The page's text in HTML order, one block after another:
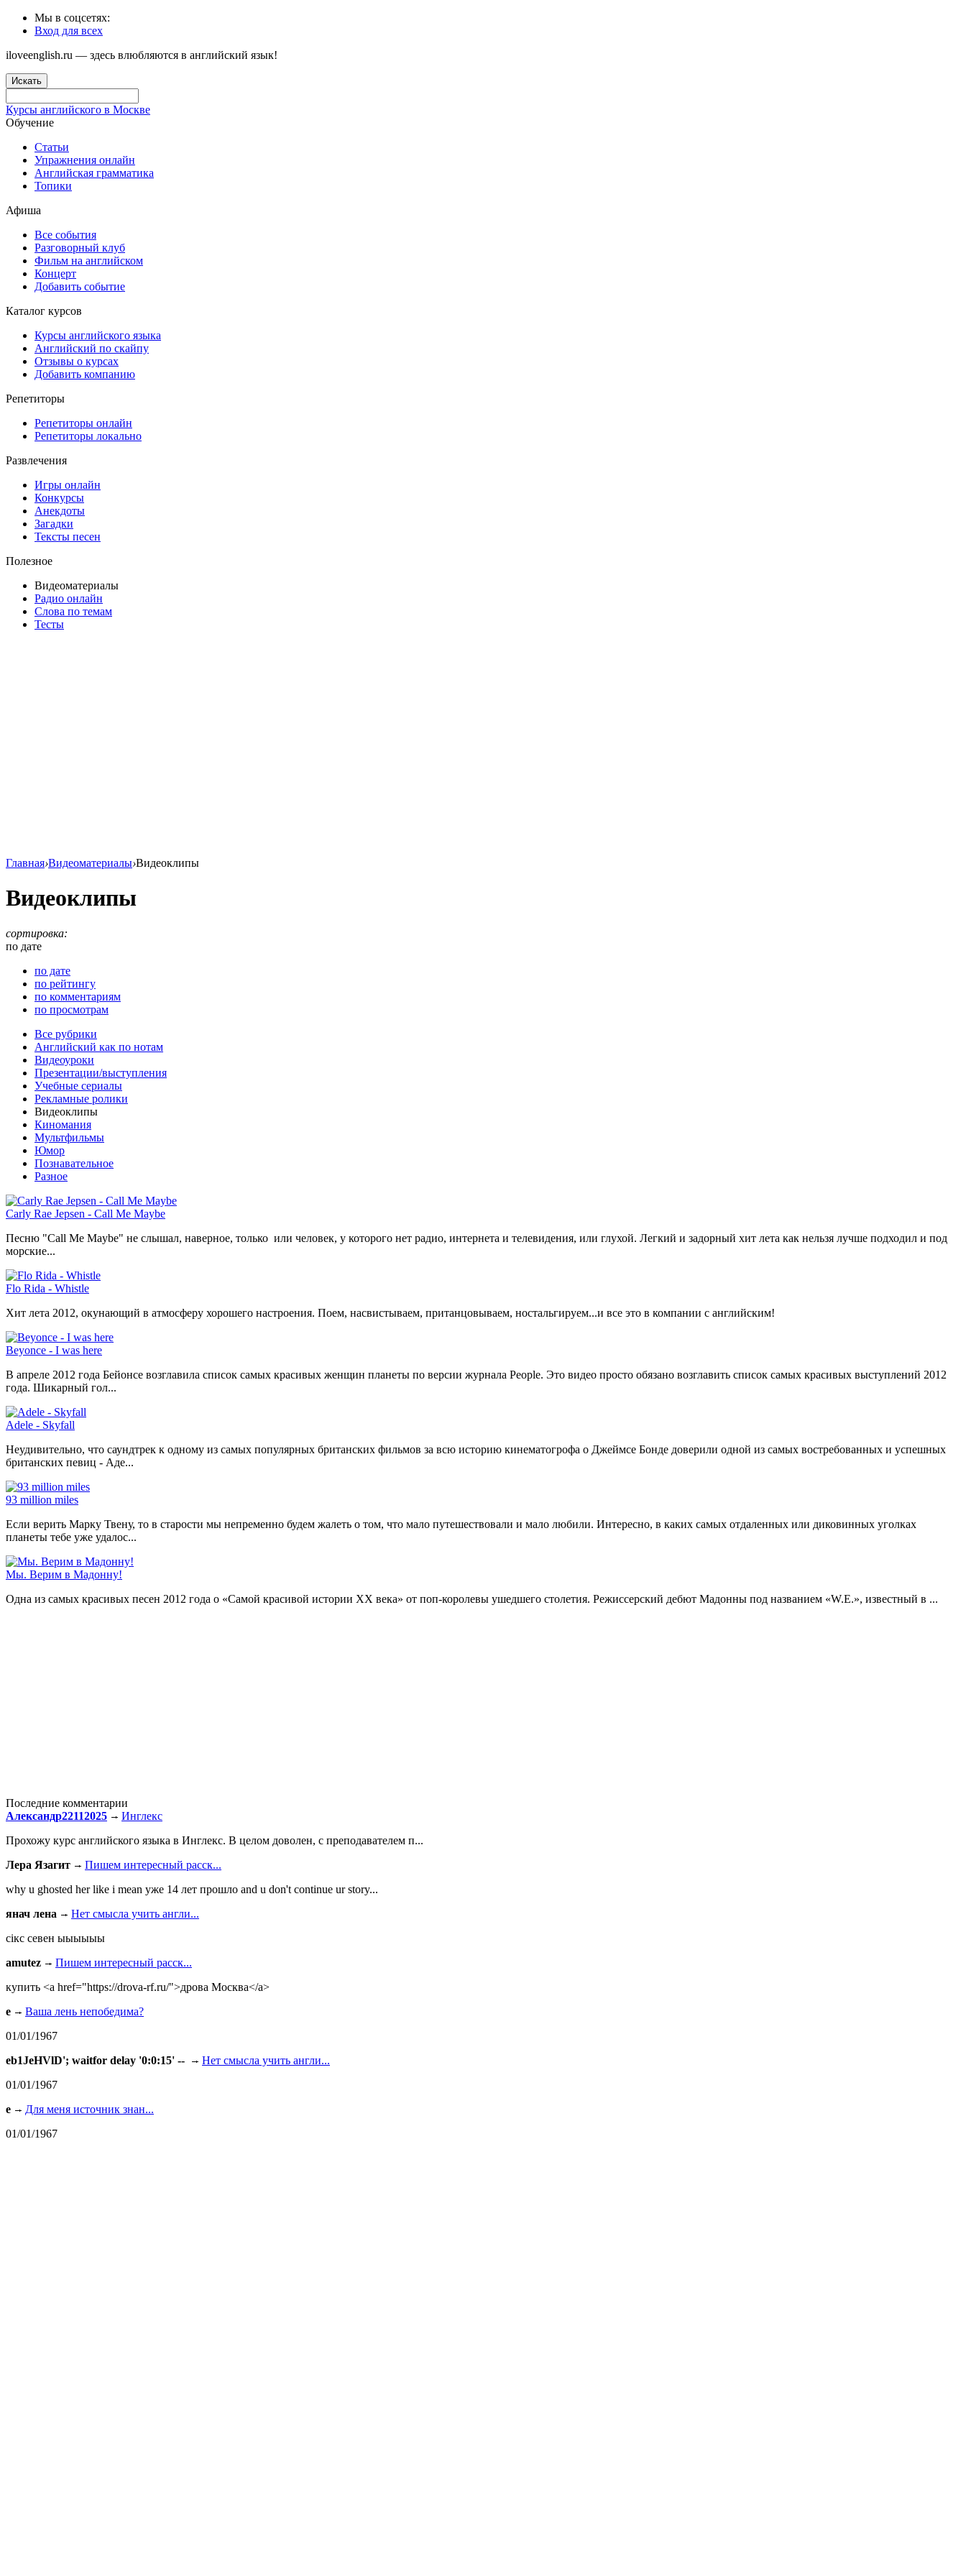
Мы в соцсетях:
Вход для всех
iloveenglish.ru — здесь влюбляются в английский язык!
Искать
Курсы английского в Москве
Обучение
Статьи
Упражнения онлайн
Английская грамматика
Топики
Афиша
Все события
Разговорный клуб
Фильм на английском
Концерт
Добавить событие
Каталог курсов
Курсы английского языка
Английский по скайпу
Отзывы о курсах
Добавить компанию
Репетиторы
Репетиторы онлайн
Репетиторы локально
Развлечения
Игры онлайн
Конкурсы
Анекдоты
Загадки
Тексты песен
Полезное
Видеоматериалы
Радио онлайн
Слова по темам
Тесты
Главная›Видеоматериалы›Видеоклипы
Видеоклипы
сортировка:
по дате
по дате
по рейтингу
по комментариям
по просмотрам
Все рубрики
Английский как по нотам
Видеоуроки
Презентации/выступления
Учебные сериалы
Рекламные ролики
Видеоклипы
Киномания
Мультфильмы
Юмор
Познавательное
Разное
Carly Rae Jepsen - Call Me Maybe
Песню "Call Me Maybe" не слышал, наверное, только или человек, у которого нет радио, интернета и телевидения, или глухой. Легкий и задорный хит лета как нельзя лучше подходил и под
морские...
Flo Rida - Whistle
Хит лета 2012, окунающий в атмосферу хорошего настроения. Поем, насвистываем, пританцовываем, ностальгируем...и все это в компании с английским!
Beyonce - I was here
В апреле 2012 года Бейонсе возглавила список самых красивых женщин планеты по версии журнала People. Это видео просто обязано возглавить список самых красивых выступлений 2012
года. Шикарный гол...
Adele - Skyfall
Неудивительно, что саундтрек к одному из самых популярных британских фильмов за всю историю кинематогрофа о Джеймсе Бонде доверили одной из самых востребованных и успешных
британских певиц - Аде...
93 million miles
Если верить Марку Твену, то в старости мы непременно будем жалеть о том, что мало путешествовали и мало любили. Интересно, в каких самых отдаленных или диковинных уголках
планеты тебе уже удалос...
Мы. Верим в Мадонну!
Одна из самых красивых песен 2012 года о «Самой красивой истории XX века» от поп-королевы ушедшего столетия. Режиссерский дебют Мадонны под названием «W.E.», известный в ...
Последние комментарии
Александр22112025
Инглекс
Прохожу курс английского языка в Инглекс. В целом доволен, с преподавателем п...
Лера Язагит
Пишем интересный расск...
why u ghosted her like i mean уже 14 лет прошло and u don't continue ur story...
янач лена
Нет смысла учить англи...
сiкс севен ыыыыыы
amutez
Пишем интересный расск...
купить <a href="https://drova-rf.ru/">дрова Москва</a>
e
Ваша лень непобедима?
01/01/1967
eb1JeHVlD'; waitfor delay '0:0:15' --
Нет смысла учить англи...
01/01/1967
e
Для меня источник знан...
01/01/1967